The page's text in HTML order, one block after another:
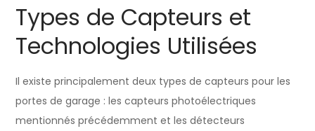
Types de Capteurs et
Technologies Utilisées
Il existe principalement deux types de capteurs pour les
portes de garage : les capteurs photoélectriques
mentionnés précédemment et les détecteurs